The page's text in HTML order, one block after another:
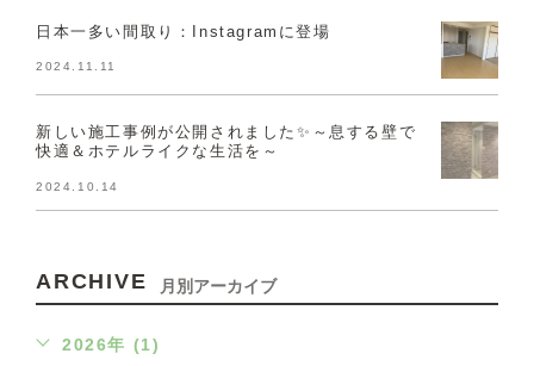
日本一多い間取り：Instagramに登場
2024.11.11
新しい施工事例が公開されました✨～息する壁で
快適＆ホテルライクな生活を～
2024.10.14
ARCHIVE 月別アーカイブ
2026年 (1)